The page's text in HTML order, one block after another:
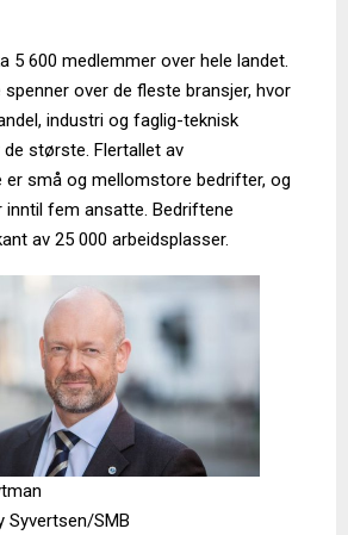
5 600 medlemmer over hele landet.
over de fleste bransjer, hvor
industri og faglig-teknisk
største. Flertallet av
er små og mellomstore bedrifter, og
inntil fem ansatte. Bedriftene
av 25 000 arbeidsplasser.
Syvertsen/SMB